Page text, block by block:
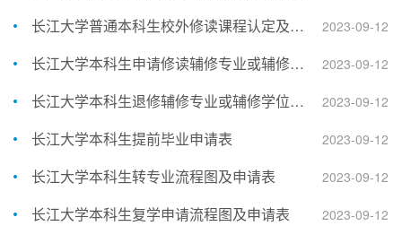
长江大学普通本科生校外修读课程认定及成绩转换申请表 2023-09-12
长江大学本科生申请修读辅修专业或辅修学位流程图及申请表 2023-09-12
长江大学本科生退修辅修专业或辅修学位申请流程图及申请表 2023-09-12
长江大学本科生提前毕业申请表 2023-09-12
长江大学本科生转专业流程图及申请表 2023-09-12
长江大学本科生复学申请流程图及申请表 2023-09-12